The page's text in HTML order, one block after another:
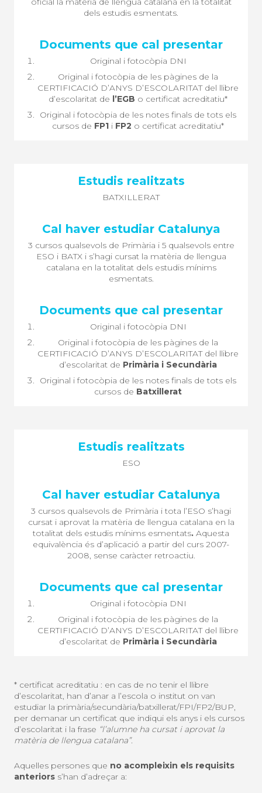
dels estudis esmentats.
Original i fotocòpia DNI
Original i fotocòpia de les pàgines de la
CERTIFICACIÓ D’ANYS D’ESCOLARITAT del llibre
d’escolaritat de l’EGB o certificat acreditatiu*
Original i fotocòpia de les notes finals de tots els
cursos de FP1 i FP2 o certificat acreditatiu*
BATXILLERAT
3 cursos qualsevols de Primària i 5 qualsevols entre
ESO i BATX i s’hagi cursat la matèria de llengua
catalana en la totalitat dels estudis mínims
esmentats.
Original i fotocòpia DNI
Original i fotocòpia de les pàgines de la
CERTIFICACIÓ D’ANYS D’ESCOLARITAT del llibre
d’escolaritat de Primària i Secundària
Original i fotocòpia de les notes finals de tots els
cursos de Batxillerat
ESO
3 cursos qualsevols de Primària i tota l’ESO s’hagi
cursat i aprovat la matèria de llengua catalana en la
totalitat dels estudis mínims esmentats. Aquesta
equivalència és d’aplicació a partir del curs 2007-
2008, sense caràcter retroactiu.
Original i fotocòpia DNI
Original i fotocòpia de les pàgines de la
CERTIFICACIÓ D’ANYS D’ESCOLARITAT del llibre
d’escolaritat de Primària i Secundària
* certificat acreditatiu : en cas de no tenir el llibre
d’escolaritat, han d’anar a l’escola o institut on van
estudiar la primària/secundària/batxillerat/FPI/FP2/BUP,
per demanar un certificat que indiqui els anys i els cursos
d’escolaritat i la frase “l’alumne ha cursat i aprovat la
matèria de llengua catalana”.
Aquelles persones que no acompleixin els requisits
anteriors s’han d’adreçar a: